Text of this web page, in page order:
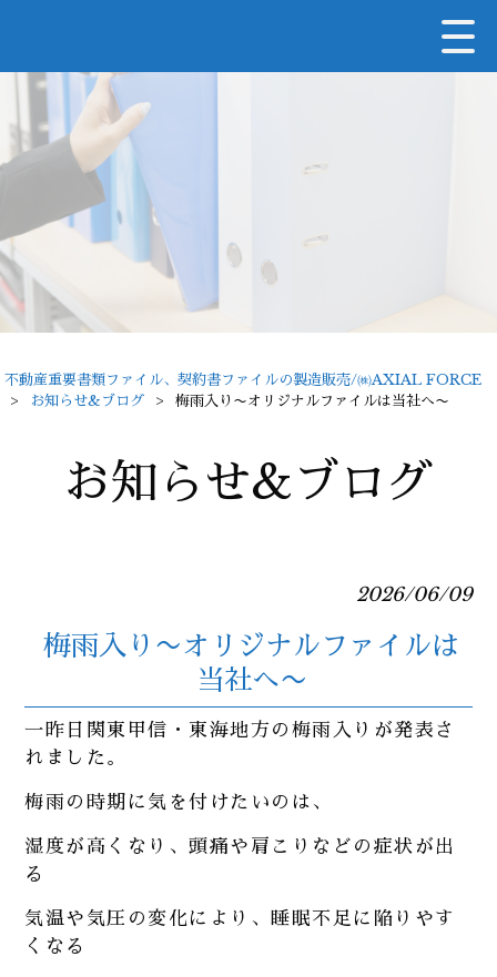
不動産重要書類ファイル、契約書ファイルの製造販売/㈱AXIAL FORCE
>
お知らせ&ブログ > 梅雨入り〜オリジナルファイルは当社へ〜
お知らせ&ブログ
2026/06/09
梅雨入り〜オリジナルファイルは
当社へ〜
一昨日関東甲信・東海地方の梅雨入りが発表さ
れました。
梅雨の時期に気を付けたいのは、
湿度が高くなり、頭痛や肩こりなどの症状が出
る
気温や気圧の変化により、睡眠不足に陥りやす
くなる